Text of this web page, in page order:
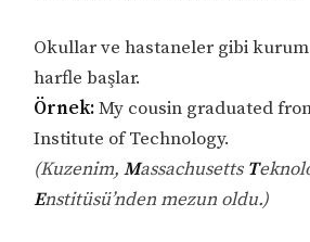
Okullar ve hastaneler gibi
harfle başlar.
Örnek:My cousin graduated
Institute of Technology.
(Kuzenim,Massachusetts T
Enstitüsü’nden mezun oldu.)